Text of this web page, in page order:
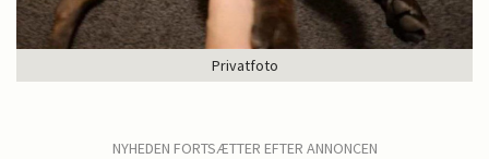
Privatfoto
NYHEDEN FORTSÆTTER EFTER ANNONCEN